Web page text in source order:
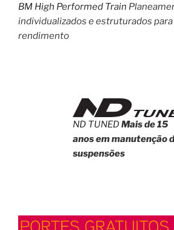
BM High Performed Train
individualizados e estruturados
rendimento
ND TUNEDMais de 15
anos em manutenção
suspensões